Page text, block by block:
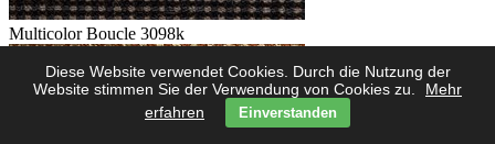
Diese Website verwendet Cookies. Durch die Nutzung der
Website stimmen Sie der Verwendung von Cookies zu.
Mehr
erfahren
Einverstanden
Multicolor Boucle 3098k